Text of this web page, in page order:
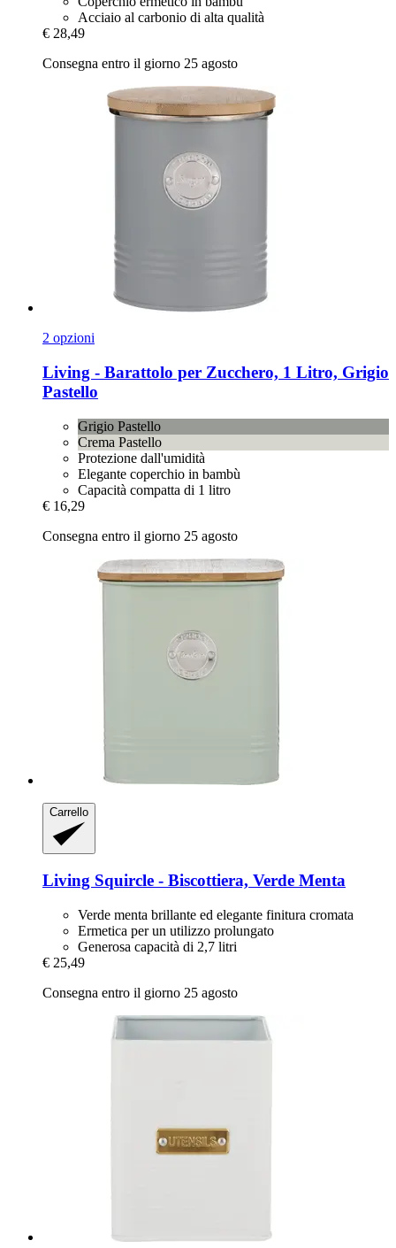
Acciaio al carbonio di alta qualità
€ 28,49
Consegna entro il giorno 25 agosto
2 opzioni
Living -​ Barattolo per Zucchero, 1 Litro, Grigio
Pastello
Grigio Pastello
Crema Pastello
Protezione dall'umidità
Elegante coperchio in bambù
Capacità compatta di 1 litro
€ 16,29
Consegna entro il giorno 25 agosto
Carrello
Living Squircle -​ Biscottiera, Verde Menta
Verde menta brillante ed elegante finitura cromata
Ermetica per un utilizzo prolungato
Generosa capacità di 2,7 litri
€ 25,49
Consegna entro il giorno 25 agosto